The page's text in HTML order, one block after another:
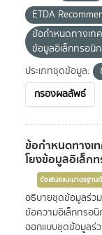
ETDA
ข้อกำหนดทางเท
ข้อมูลอิเล็กทรอนิ
ประเภทชุดข้อมูล:
กรองผลลัพธ์
ข้อกำหนดทางเ
โยงข้อมูลอิเล็ก
ข้อเสนอแนะมาตรฐาน
อธิบายชุดข้อมูลร่ว
ข้อความอิเล็กทรอ
ออกแบบชุดข้อมูลร่